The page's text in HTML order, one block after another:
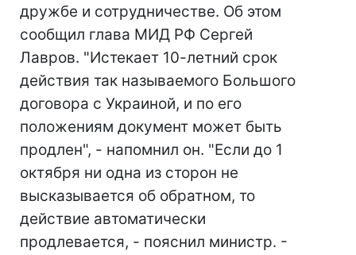
дружбе и сотрудничестве. Об этом
сообщил глава МИД РФ Сергей
Лавров. "Истекает 10-летний срок
действия так называемого Большого
договора с Украиной, и по его
положениям документ может быть
продлен", - напомнил он. "Если до 1
октября ни одна из сторон не
высказывается об обратном, то
действие автоматически
продлевается, - пояснил министр. -